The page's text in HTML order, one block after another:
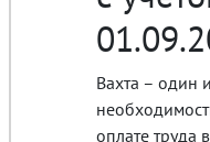
Вахта – один
оплате труда